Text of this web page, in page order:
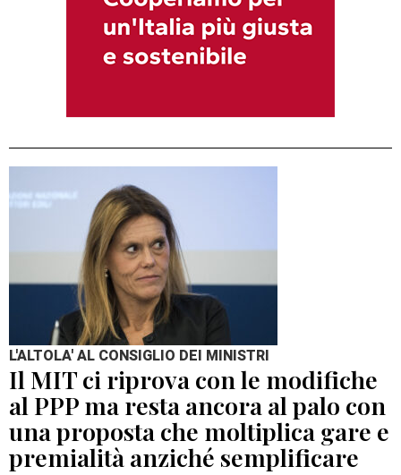
L'ALTOLA' AL CONSIGLIO DEI MINISTRI
Il MIT ci riprova con le modifiche
al PPP ma resta ancora al palo con
una proposta che moltiplica gare e
premialità anziché semplificare